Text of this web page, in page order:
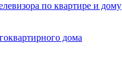
по квартире и дому
дома